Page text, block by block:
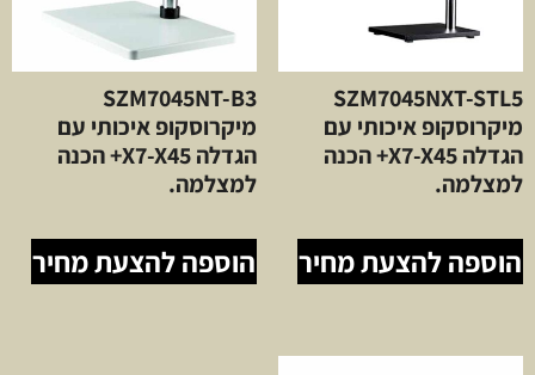
SZM7045NXT-STL5
מיקרוסקופ איכותי עם
הגדלה X7-X45+ הכנה
למצלמה.
הוספה להצעת מחיר
SZM7045NT-B3
מיקרוסקופ איכותי עם
הגדלה X7-X45+ הכנה
למצלמה.
הוספה להצעת מחיר